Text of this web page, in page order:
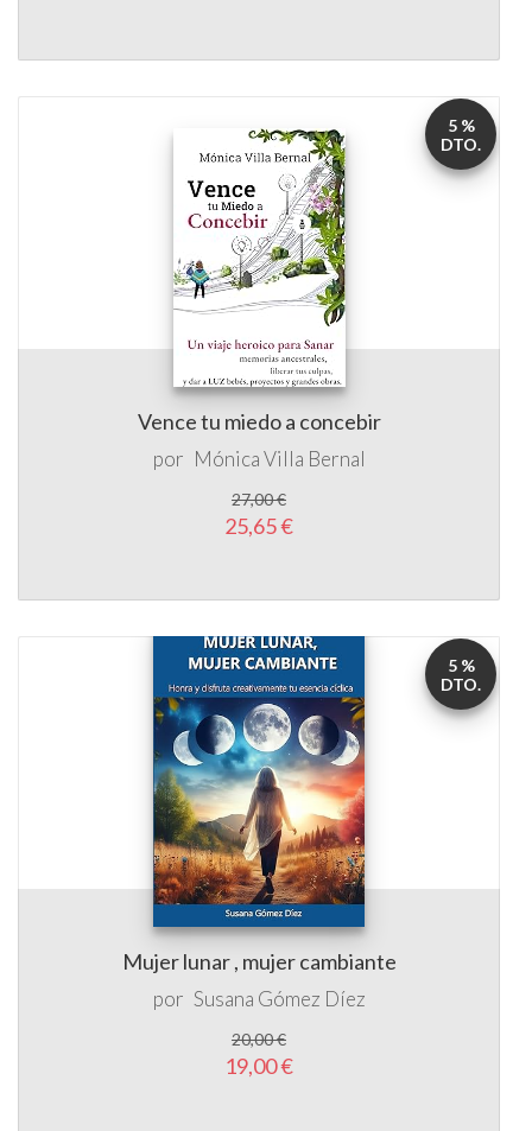
Vence tu miedo a concebir
por Mónica Villa Bernal
27,00 €
25,65 €
5 %
DTO.
Mujer lunar , mujer cambiante
por Susana Gómez Díez
20,00 €
19,00 €
5 %
DTO.